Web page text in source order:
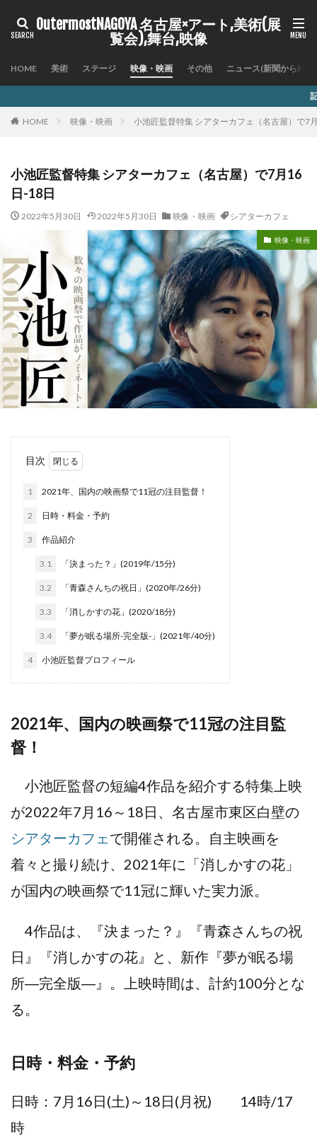
OutermostNAGOYA 名古屋×アート,美術(展
覧会),舞台,映像
HOME 美術 ステージ 映像・映画 その他 ニュース(新聞から)
記事内に商品プロモー
HOME 映像・映画 小池匠監督特集 シアターカフェ（名古屋）で7
小池匠監督特集 シアターカフェ（名古屋）で7月16
日-18日
2022年5月30日 2022年5月30日 映像・映画 シアターカフェ
映像・映画
目次
1 2021年、国内の映画祭で11冠の注目監督！
2 日時・料金・予約
3 作品紹介
3.1 「決まった？」(2019年/15分)
3.2 「⻘森さんちの祝⽇」(2020年/26分)
3.3 「消しかすの花」(2020/18分)
3.4 「夢が眠る場所-完全版-」(2021年/40分)
4 ⼩池匠監督プロフィール
2021年、国内の映画祭で11冠の注目監
督！
小池匠監督の短編4作品を紹介する特集上映
が2022年7月16～18日、名古屋市東区白壁の
シアターカフェ で開催される。自主映画を
着々と撮り続け、2021年に「消しかすの花」
が国内の映画祭で11冠に輝いた実力派。
4作品は、『決まった？』『青森さんちの祝
日』『消しかすの花』と、新作『夢が眠る場
所―完全版―』。上映時間は、計約100分とな
る。
日時・料金・予約
日時：7月16日(土)～18日(月祝) 14時/17
時